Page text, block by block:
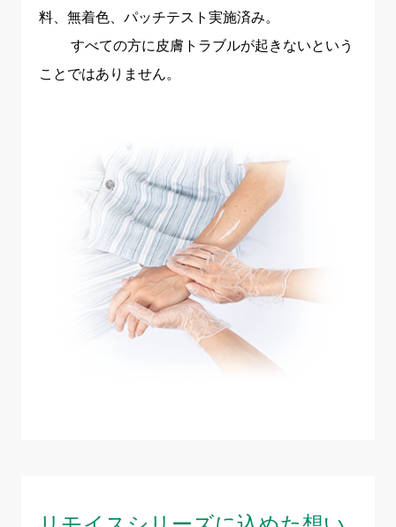
料、無着色、パッチテスト実施済み。
すべての方に皮膚トラブルが起きないという
ことではありません。